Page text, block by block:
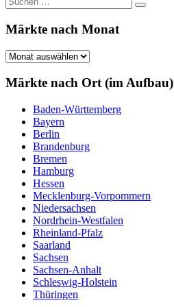
nach:
Suchen
Märkte nach Monat
Märkte
Monat
Märkte nach Ort (im Aufbau)
Baden-Württemberg
Bayern
Berlin
Brandenburg
Bremen
Hamburg
Hessen
Mecklenburg-Vorpommern
Niedersachsen
Nordrhein-Westfalen
Rheinland-Pfalz
Saarland
Sachsen
Sachsen-Anhalt
Schleswig-Holstein
Thüringen